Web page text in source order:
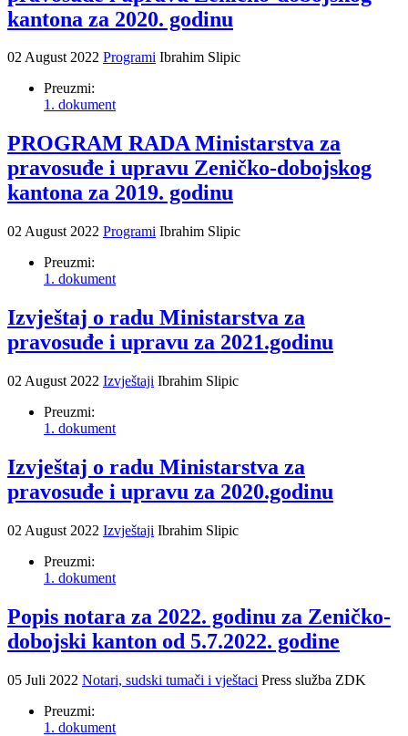
kantona za 2020. godinu
02 August 2022 Programi Ibrahim Slipic
Preuzmi:
1. dokument
PROGRAM RADA Ministarstva za
pravosuđe i upravu Zeničko-dobojskog
kantona za 2019. godinu
02 August 2022 Programi Ibrahim Slipic
Preuzmi:
1. dokument
Izvještaj o radu Ministarstva za
pravosuđe i upravu za 2021.godinu
02 August 2022 Izvještaji Ibrahim Slipic
Preuzmi:
1. dokument
Izvještaj o radu Ministarstva za
pravosuđe i upravu za 2020.godinu
02 August 2022 Izvještaji Ibrahim Slipic
Preuzmi:
1. dokument
Popis notara za 2022. godinu za Zeničko-
dobojski kanton od 5.7.2022. godine
05 Juli 2022 Notari, sudski tumači i vještaci Press služba ZDK
Preuzmi:
1. dokument